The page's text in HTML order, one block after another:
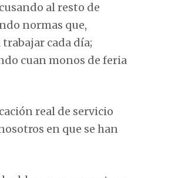
al resto de
normas que,
cada día;
cuan monos de feria
real de servicio
en que se han